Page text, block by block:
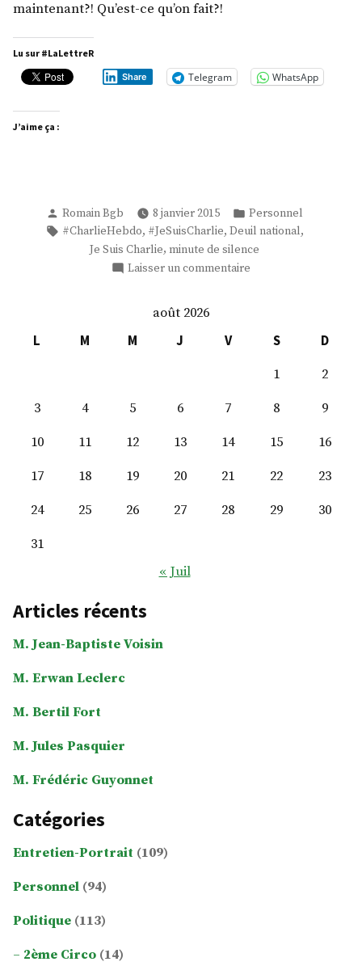
maintenant?! Qu’est-ce qu’on fait?!
Lu sur #LaLettreR
Share Telegram WhatsApp
J’aime ça :
Publié
par
Romain Bgb 8 janvier 2015
Publié
dans
Personnel
Étiquettes :
#CharlieHebdo, #JeSuisCharlie, Deuil national,
Je Suis Charlie, minute de silence
Laisser un commentaire
août 2026
L
M M J V S
D
1
2
3
4 5 6 7 8
9
10
11 12 13 14 15
16
17
18 19 20 21 22
23
24
25 26 27 28 29
30
31
« Juil
Articles récents
M. Jean-Baptiste Voisin
M. Erwan Leclerc
M. Bertil Fort
M. Jules Pasquier
M. Frédéric Guyonnet
Catégories
Entretien-Portrait (109)
Personnel (94)
Politique (113)
2ème Circo (14)